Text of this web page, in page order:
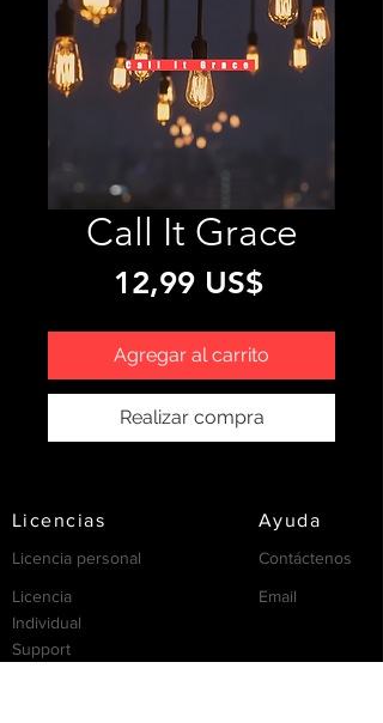
Call It Grace
12,99 US$Precio
Agregar al carrito
Realizar compra
Licencias Ayuda
Licencia personal
Licencia
Individual
Contáctenos
Email
Support